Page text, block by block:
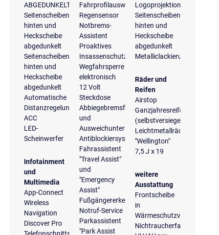
ABGEDUNKELT
Seitenscheiben
hinten und
Heckscheibe
abgedunkelt
Seitenscheiben
hinten und
Heckscheibe
abgedunkelt
Automatische
Distanzregelung
ACC
LED-
Scheinwerfer
Infotainment
und
Multimedia
App-Connect
Wireless
Navigation
Discover Pro
Fahrprofilauswahl
Regensensor
Notbrems-
Assistent
Proaktives
Insassenschutzsystem
Wegfahrsperre
elektronisch
12 Volt
Steckdose
Abbiegebremsfunktion
und
Ausweichunterstützung
Antiblockiersystem
Fahrassistent
"Travel Assist"
und
"Emergency
Assist"
Fußgängererkennung
Notruf-Service
Parkassistent
"Park Assist
Logoprojektion
Seitenscheiben
hinten und
Heckscheibe
abgedunkelt
Metalliclackierung
Räder und
Reifen
Airstop
Ganzjahresreifen
(selbstversiegelnd)
Leichtmetallräder
"Wellington"
7,5 J x 19
weitere
Ausstattung
Frontscheibe
in
Wärmeschutzverglasung
Nichtraucherfahrzeug